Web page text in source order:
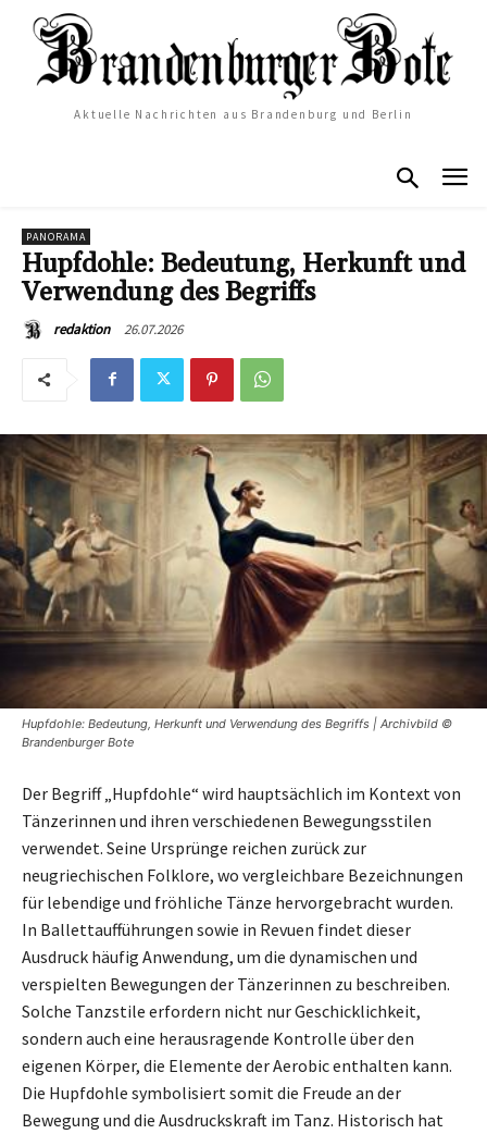
Aktuelle Nachrichten aus Brandenburg und Berlin
PANORAMA
Hupfdohle: Bedeutung, Herkunft und
Verwendung des Begriffs
redaktion 26.07.2026
Hupfdohle: Bedeutung, Herkunft und Verwendung des Begriffs | Archivbild ©
Brandenburger Bote
Der Begriff „Hupfdohle“ wird hauptsächlich im Kontext von
Tänzerinnen und ihren verschiedenen Bewegungsstilen
verwendet. Seine Ursprünge reichen zurück zur
neugriechischen Folklore, wo vergleichbare Bezeichnungen
für lebendige und fröhliche Tänze hervorgebracht wurden.
In Ballettaufführungen sowie in Revuen findet dieser
Ausdruck häufig Anwendung, um die dynamischen und
verspielten Bewegungen der Tänzerinnen zu beschreiben.
Solche Tanzstile erfordern nicht nur Geschicklichkeit,
sondern auch eine herausragende Kontrolle über den
eigenen Körper, die Elemente der Aerobic enthalten kann.
Die Hupfdohle symbolisiert somit die Freude an der
Bewegung und die Ausdruckskraft im Tanz. Historisch hat